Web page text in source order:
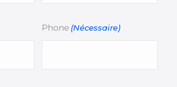
Phone (Nécessaire)